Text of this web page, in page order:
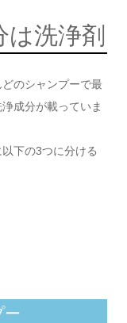
洗浄剤
のシャンプーで最
成分が載っていま
下の3つに分ける
ー